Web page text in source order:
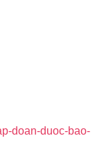
doan-duoc-bao-